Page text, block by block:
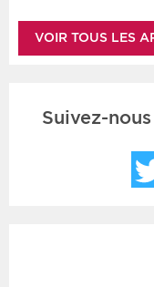
VOIR TOUS LES
Suivez-